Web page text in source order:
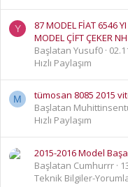
Y
87 MODEL FİAT 6546
MODEL ÇİFT ÇEKER
Başlatan Yusuf0
Hızlı Paylaşım
M
tümosan 8085 2015
Başlatan
Hızlı Paylaşım
2015-2016 Model
Başlatan Cumhurrr
Teknik Bilgiler-